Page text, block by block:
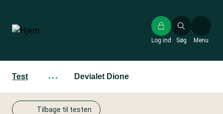
hovedindhold
Søg
Log ind Menu
Test ··· Devialet Dione
Tilbage til testen